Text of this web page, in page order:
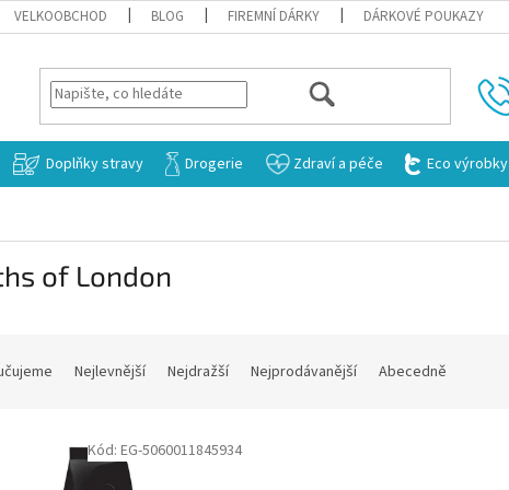
VELKOOBCHOD BLOG FIREMNÍ DÁRKY DÁRKOVÉ POUKAZY
HLEDAT
Doplňky stravy Drogerie Zdraví a péče Eco výrobky
of London
Nejlevnější Nejdražší Nejprodávanější Abecedně
Kód: EG-5060011845934